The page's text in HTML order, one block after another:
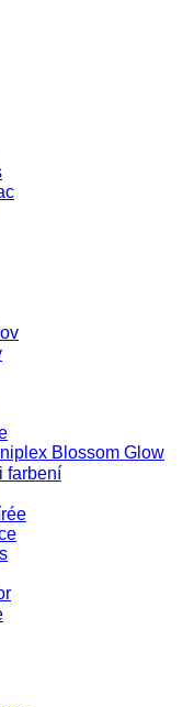
Blossom Glow
farbení